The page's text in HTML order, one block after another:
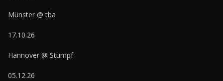
Münster @ tba
17.10.26
Hannover @ Stumpf
05.12.26